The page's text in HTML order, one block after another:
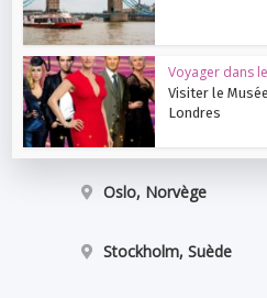
Voyager dans
Visiter le
Londres
Oslo, Norvège
Stockholm, Suède